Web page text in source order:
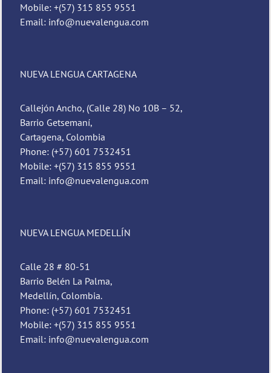
Mobile: +(57) 315 855 9551
Email: info@nuevalengua.com
NUEVA LENGUA CARTAGENA
Callejón Ancho, (Calle 28) No 10B – 52,
Barrio Getsemaní,
Cartagena, Colombia
Phone: (+57) 601 7532451
Mobile: +(57) 315 855 9551
Email: info@nuevalengua.com
NUEVA LENGUA MEDELLÍN
Calle 28 # 80-51
Barrio Belén La Palma,
Medellín, Colombia.
Phone: (+57) 601 7532451
Mobile: +(57) 315 855 9551
Email: info@nuevalengua.com